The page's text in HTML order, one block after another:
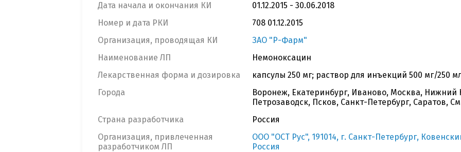
Дата начала и окончания КИ
01.12.2015 - 30.06.2018
Номер и дата РКИ
708 01.12.2015
Организация, проводящая КИ
ЗАО "Р-Фарм"
Наименование ЛП
Немоноксацин
Лекарственная форма и дозировка
капсулы 250 мг; раствор для инъекций 500 мг/250
Города
Воронеж, Екатеринбург, Иваново, Москва, Нижний
Петрозаводск, Псков, Санкт-Петербург, Саратов,
Страна разработчика
Россия
Организация, привлеченная
разработчиком ЛП
ООО "ОСТ Рус", 191014, г. Санкт-Петербург,
Россия